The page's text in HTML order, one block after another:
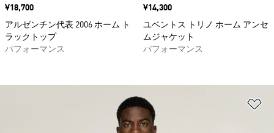
価格
¥18,700
アルゼンチン代表 2006 ホーム ト
ラックトップ
パフォーマンス
価格
¥14,300
ユベントス トリノ ホーム アンセ
ムジャケット
パフォーマンス